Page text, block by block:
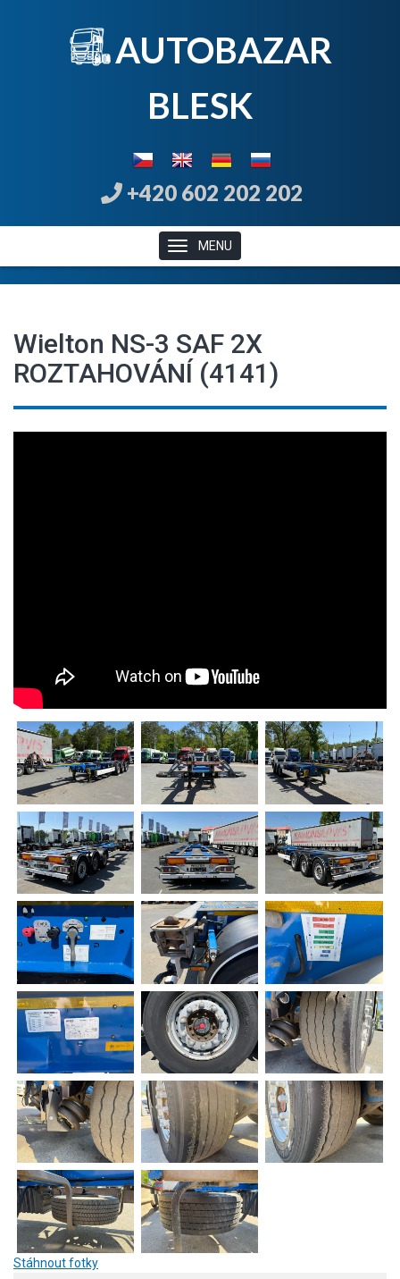
AUTOBAZAR
BLESK
+420 602 202 202
MENU
Wielton NS-3 SAF 2X
ROZTAHOVÁNÍ (4141)
Stáhnout fotky